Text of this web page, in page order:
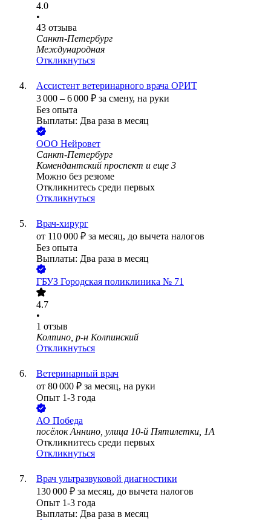
4.0
•
43 отзыва
Санкт-Петербург
Международная
Откликнуться
Ассистент ветеринарного врача ОРИТ
3 000 – 6 000 ₽ за смену, на руки
Без опыта
Выплаты: Два раза в месяц
ООО Нейровет
Санкт-Петербург
Комендантский проспект и еще 3
Можно без резюме
Откликнитесь среди первых
Откликнуться
Врач-хирург
от 110 000 ₽ за месяц, до вычета налогов
Без опыта
Выплаты: Два раза в месяц
ГБУЗ Городская поликлиника № 71
4.7
•
1 отзыв
Колпино, р-н Колпинский
Откликнуться
Ветеринарный врач
от 80 000 ₽ за месяц, на руки
Опыт 1-3 года
АО Победа
посёлок Аннино, улица 10-й Пятилетки, 1А
Откликнитесь среди первых
Откликнуться
Врач ультразвуковой диагностики
130 000 ₽ за месяц, до вычета налогов
Опыт 1-3 года
Выплаты: Два раза в месяц